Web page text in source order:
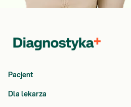
Pacjent
Dla lekarza